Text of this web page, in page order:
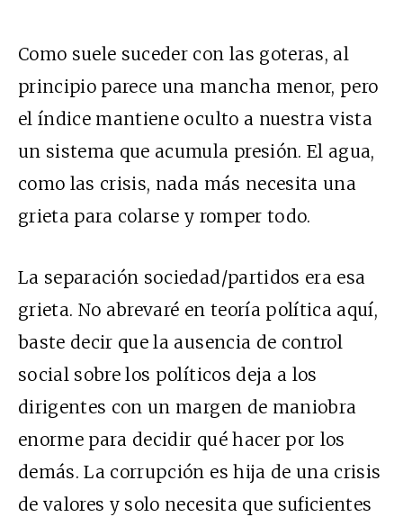
Como suele suceder con las goteras, al
principio parece una mancha menor, pero
el índice mantiene oculto a nuestra vista
un sistema que acumula presión. El agua,
como las crisis, nada más necesita una
grieta para colarse y romper todo.
La separación sociedad/partidos era esa
grieta. No abrevaré en teoría política aquí,
baste decir que la ausencia de control
social sobre los políticos deja a los
dirigentes con un margen de maniobra
enorme para decidir qué hacer por los
demás. La corrupción es hija de una crisis
de valores y solo necesita que suficientes